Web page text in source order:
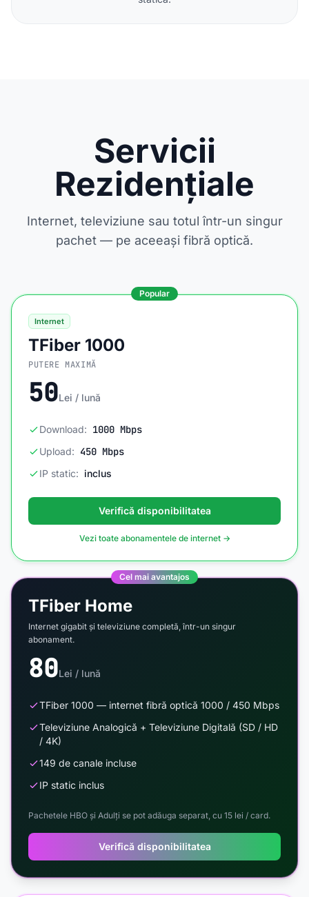
Servicii
Rezidențiale
Internet, televiziune sau totul într-un singur
pachet — pe aceeași fibră optică.
Popular
Internet
TFiber 1000
PUTERE MAXIMĂ
50Lei / lună
Download: 1000 Mbps
Upload: 450 Mbps
IP static: inclus
Verifică disponibilitatea
Vezi toate abonamentele de internet →
Cel mai avantajos
TFiber Home
Internet gigabit și televiziune completă, într-un singur
abonament.
80Lei / lună
TFiber 1000 — internet fibră optică 1000 / 450 Mbps
Televiziune Analogică + Televiziune Digitală (SD / HD
/ 4K)
149 de canale incluse
IP static inclus
Pachetele HBO și Adulți se pot adăuga separat, cu 15 lei / card.
Verifică disponibilitatea